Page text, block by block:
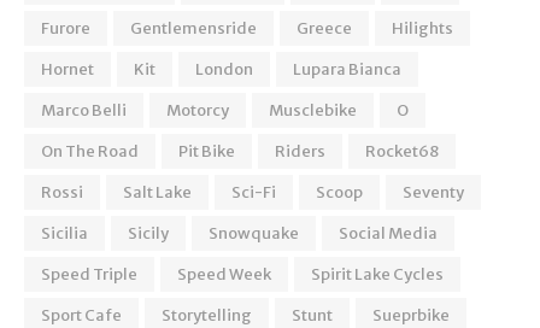
Furore
Gentlemensride Greece
Hilights
Hornet
Kit London
Lupara Bianca
Marco Belli
Motorcy Musclebike
O
On The Road
Pit Bike Riders
Rocket68
Rossi
Salt Lake Sci-Fi Scoop
Seventy
Sicilia
Sicily Snowquake
Social Media
Speed Triple
Speed Week
Spirit Lake Cycles
Sport Cafe
Storytelling Stunt
Sueprbike